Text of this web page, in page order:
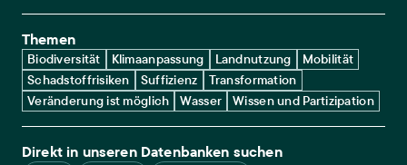
Themen
Biodiversität Klimaanpassung Landnutzung
Mobilität
Schadstoffrisiken
Suffizienz
Transformation
Veränderung ist möglich
Wasser Wissen und Partizipation
Direkt in unseren Datenbanken suchen